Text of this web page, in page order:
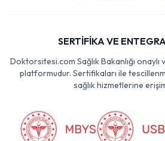
SERTİFİKA VE
Doktorsitesi.com Sağlık Bakanlığı
platformudur. Sertifikaları ile
sağlık hizmetlerine